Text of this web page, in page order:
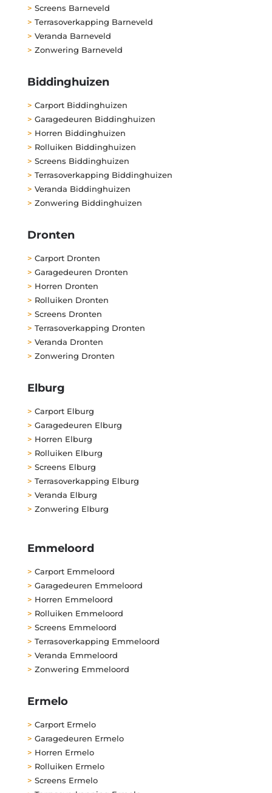
> Screens Barneveld
> Terrasoverkapping Barneveld
> Veranda Barneveld
> Zonwering Barneveld
Biddinghuizen
> Carport Biddinghuizen
> Garagedeuren Biddinghuizen
> Horren Biddinghuizen
> Rolluiken Biddinghuizen
> Screens Biddinghuizen
> Terrasoverkapping Biddinghuizen
> Veranda Biddinghuizen
> Zonwering Biddinghuizen
Dronten
> Carport Dronten
> Garagedeuren Dronten
> Horren Dronten
> Rolluiken Dronten
> Screens Dronten
> Terrasoverkapping Dronten
> Veranda Dronten
> Zonwering Dronten
Elburg
> Carport Elburg
> Garagedeuren Elburg
> Horren Elburg
> Rolluiken Elburg
> Screens Elburg
> Terrasoverkapping Elburg
> Veranda Elburg
> Zonwering Elburg
Emmeloord
> Carport Emmeloord
> Garagedeuren Emmeloord
> Horren Emmeloord
> Rolluiken Emmeloord
> Screens Emmeloord
> Terrasoverkapping Emmeloord
> Veranda Emmeloord
> Zonwering Emmeloord
Ermelo
> Carport Ermelo
> Garagedeuren Ermelo
> Horren Ermelo
> Rolluiken Ermelo
> Screens Ermelo